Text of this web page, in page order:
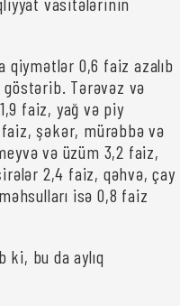
qiymətlər 0,6 faiz azalıb
Tərəvəz və
faiz, yağ və piy
şəkər, mürəbbə və
və üzüm 3,2 faiz,
2,4 faiz, qəhvə, çay
isə 0,8 faiz
bu da aylıq